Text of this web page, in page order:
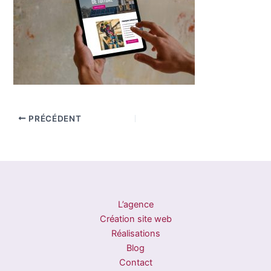
PRÉCÉDENT
L’agence
Création site web
Réalisations
Blog
Contact